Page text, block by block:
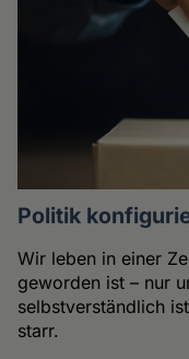
Politik
Wir leben in einer
geworden ist – nur
selbstverständlich
starr.